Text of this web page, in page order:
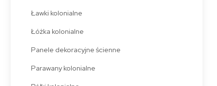
Ławki kolonialne
Łóżka kolonialne
Panele dekoracyjne ścienne
Parawany kolonialne